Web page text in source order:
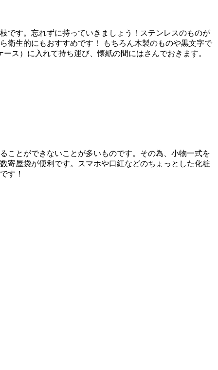
です。忘れずに持っていきましょう！ステンレスのものが
衛生的にもおすすめです！ もちろん木製のものや黒文字で
ス）に入れて持ち運び、懐紙の間にはさんでおきます。
ことができないことが多いものです。その為、小物一式を
寄屋袋が便利です。スマホや口紅などのちょっとした化粧
す！